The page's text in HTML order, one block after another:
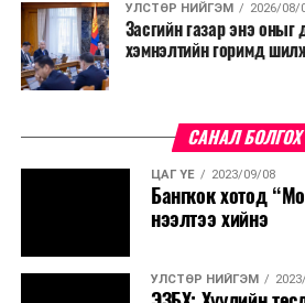
УЛСТӨР НИЙГЭМ 2026/08/
Засгийн газар энэ оныг
хэмнэлтийн горимд
САНАЛ БОЛГОХ
ЦАГ ҮЕ 2023/09/08
Бангкок хотод
нээлтээ хийнэ
УЛСТӨР НИЙГЭМ